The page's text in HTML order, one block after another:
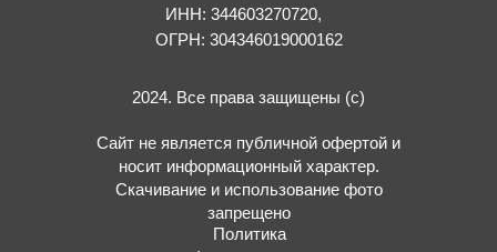
ИНН: 344603270720,
ОГРН: 304346019000162
2024. Все права защищены (с)
Сайт не является публичной офертой и
носит информационный характер.
Скачивание и использование фото
запрещено
Политика